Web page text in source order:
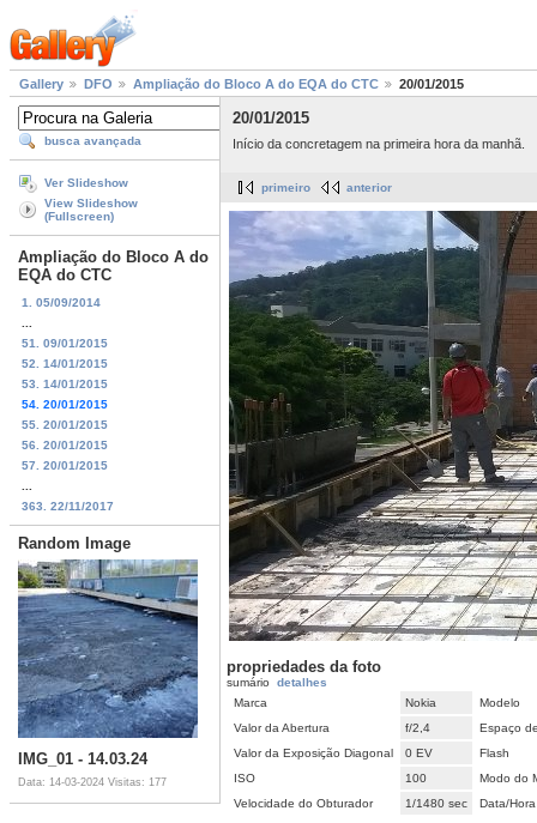
Gallery DFO Ampliação do Bloco A do EQA do CTC 20/01/2015
busca avançada
Ver Slideshow
View Slideshow
(Fullscreen)
Ampliação do Bloco A do
EQA do CTC
1. 05/09/2014
51. 09/01/2015
52. 14/01/2015
53. 14/01/2015
54. 20/01/2015
55. 20/01/2015
56. 20/01/2015
57. 20/01/2015
363. 22/11/2017
Random Image
IMG_01 - 14.03.24
Data: 14-03-2024 Visitas: 177
20/01/2015
Início da concretagem na primeira hora da manhã.
primeiro anterior
propriedades da foto
sumário detalhes
Marca
Nokia
Modelo
Valor da Abertura
f/2,4
Espaço
Valor da Exposição Diagonal
0 EV
Flash
ISO
100
Modo do
Velocidade do Obturador
1/1480 sec Data/Hora